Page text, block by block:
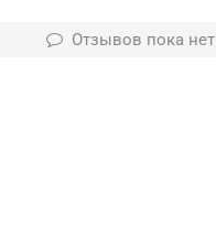
Отзывов пока нет